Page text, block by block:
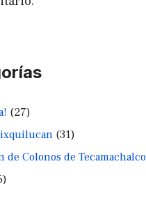
(27)
(31)
de Colonos de Tecamachalco